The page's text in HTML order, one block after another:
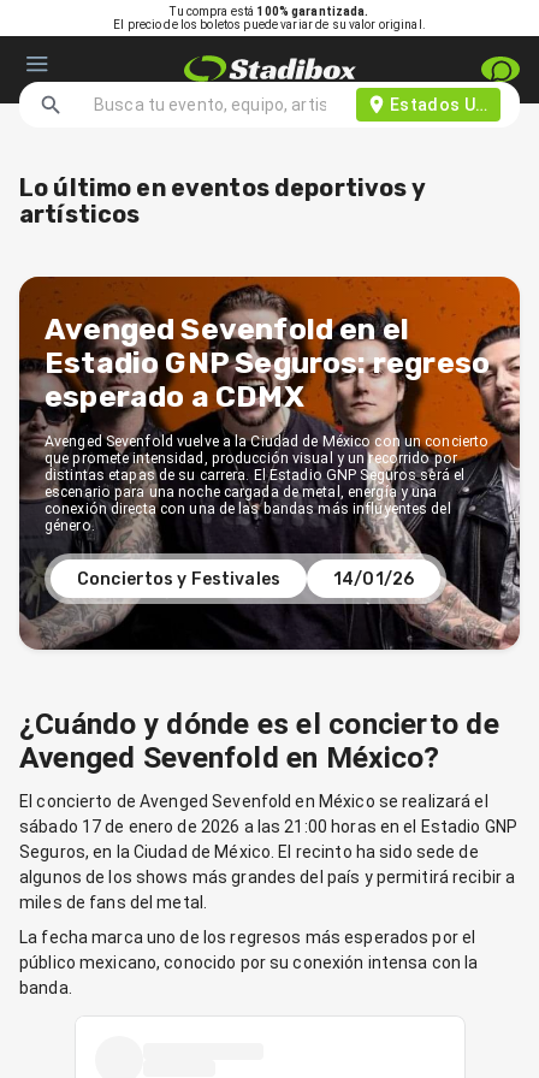
Tu compra está 100% garantizada.
El precio de los boletos puede variar de su valor original.
Estados Unidos
Lo último en eventos deportivos y
artísticos
Avenged Sevenfold en el
Estadio GNP Seguros: regreso
esperado a CDMX
Conciertos y Festivales 14/01/26
Avenged Sevenfold vuelve a la Ciudad de México con un concierto
que promete intensidad, producción visual y un recorrido por
distintas etapas de su carrera. El Estadio GNP Seguros será el
escenario para una noche cargada de metal, energía y una
conexión directa con una de las bandas más influyentes del
género.
¿Cuándo y dónde es el concierto de
Avenged Sevenfold en México?
El concierto de Avenged Sevenfold en México se realizará el
sábado 17 de enero de 2026 a las 21:00 horas en el Estadio GNP
Seguros, en la Ciudad de México. El recinto ha sido sede de
algunos de los shows más grandes del país y permitirá recibir a
miles de fans del metal.
La fecha marca uno de los regresos más esperados por el
público mexicano, conocido por su conexión intensa con la
banda.